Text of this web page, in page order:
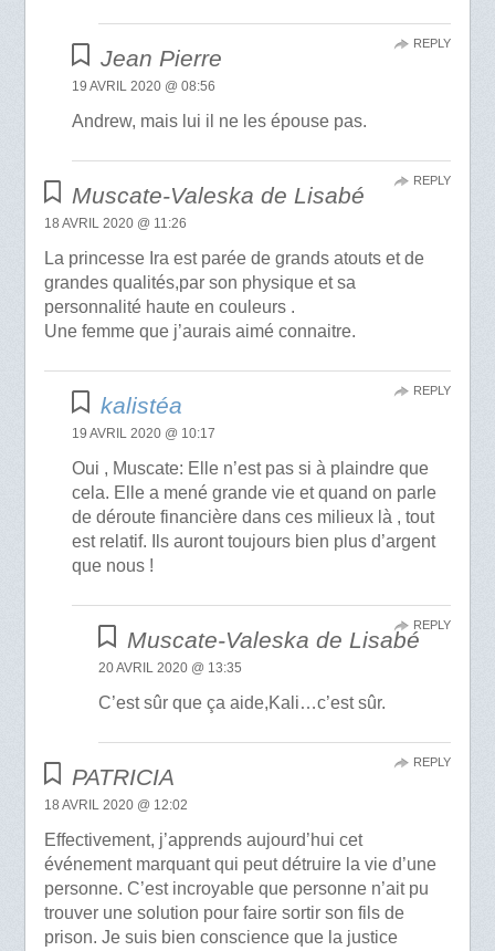
Jean Pierre
19 AVRIL 2020 @ 08:56
Andrew, mais lui il ne les épouse pas.
REPLY
Muscate-Valeska de Lisabé
18 AVRIL 2020 @ 11:26
La princesse Ira est parée de grands atouts et de
grandes qualités,par son physique et sa
personnalité haute en couleurs .
Une femme que j’aurais aimé connaitre.
REPLY
kalistéa
19 AVRIL 2020 @ 10:17
Oui , Muscate: Elle n’est pas si à plaindre que
cela. Elle a mené grande vie et quand on parle
de déroute financière dans ces milieux là , tout
est relatif. Ils auront toujours bien plus d’argent
que nous !
REPLY
Muscate-Valeska de Lisabé
20 AVRIL 2020 @ 13:35
C’est sûr que ça aide,Kali…c’est sûr.
REPLY
PATRICIA
18 AVRIL 2020 @ 12:02
Effectivement, j’apprends aujourd’hui cet
événement marquant qui peut détruire la vie d’une
personne. C’est incroyable que personne n’ait pu
trouver une solution pour faire sortir son fils de
prison. Je suis bien conscience que la justice
REPLY